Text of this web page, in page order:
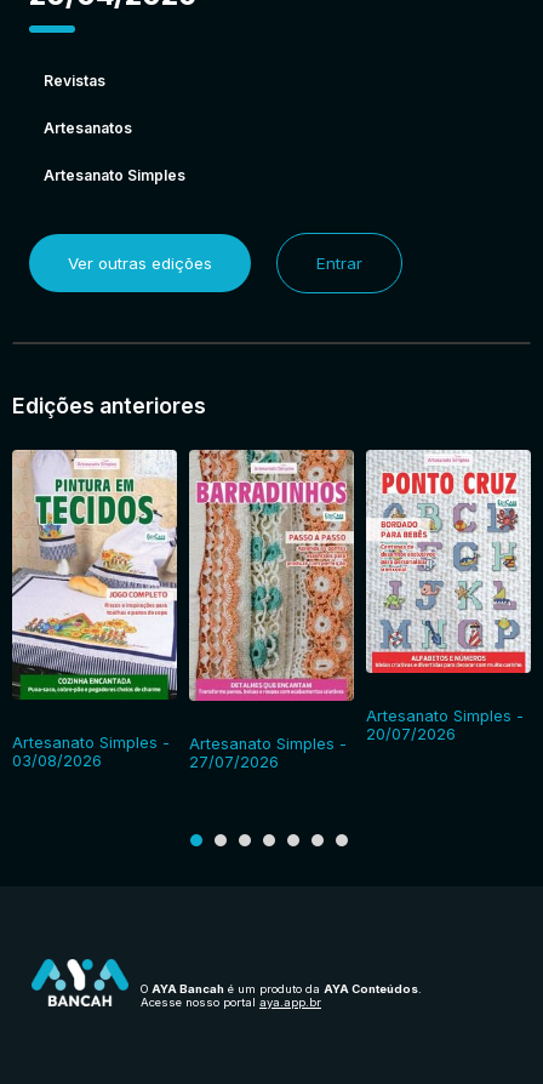
Revistas
Artesanatos
Artesanato Simples
Ver outras edições Entrar
Edições anteriores
Artesanato Simples -
03/08/2026
Artesanato Simples -
27/07/2026
Artesanato Simples -
20/07/2026
O AYA Bancah é um produto da AYA Conteúdos
Acesse nosso portal aya.app.br